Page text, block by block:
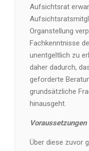
Aufsichtsrat
Organstellung
Fachkenntnisse
unentgeltlich zu
daher dadurch,
geforderte
grundsätzliche
hinausgeht.
Über diese zuvor